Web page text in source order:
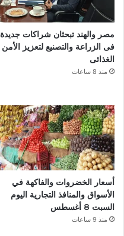
مصر والهند تبحثان شراكات جديدة
فى الزراعة والتصنيع لتعزيز الأمن
الغذائى
منذ 8 ساعات
أسعار الخضروات والفاكهة في
الأسواق والمنافذ التجارية اليوم
السبت 8 أغسطس
منذ 9 ساعات